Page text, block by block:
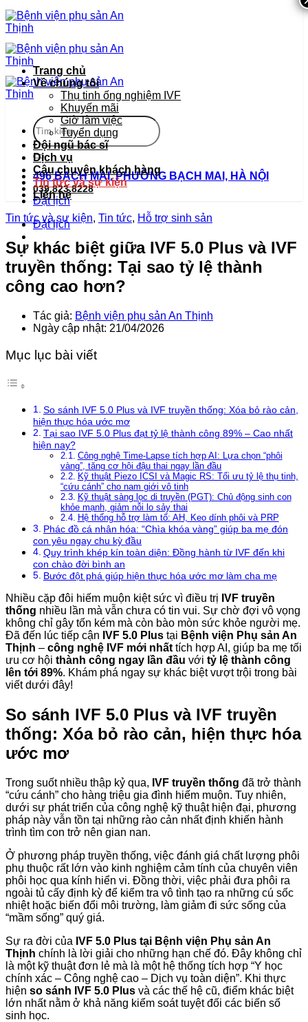
Bỏ
qua
nội
dung
496 BẠCH MAI, PHƯỜNG BẠCH MAI, HÀ NỘI
039.823.8228
Đặt lịch
Đặt lịch
Trang chủ
Về chúng tôi
Thụ tinh ống nghiệm IVF
Khuyến mãi
Giờ làm việc
Tuyển dụng
Đội ngũ bác sĩ
Dịch vụ
Câu chuyện khách hàng
Tin tức và sự kiện
Liên hệ
Tin tức và sự kiện, Tin tức, Hỗ trợ sinh sản
Sự khác biệt giữa IVF 5.0 Plus và IVF
truyền thống: Tại sao tỷ lệ thành
công cao hơn?
Tác giả: Bệnh viện phụ sản An Thịnh
Ngày cập nhật: 21/04/2026
Mục lục bài viết
So sánh IVF 5.0 Plus và IVF truyền thống: Xóa bỏ rào cản,
hiện thực hóa ước mơ
Tại sao IVF 5.0 Plus đạt tỷ lệ thành công 89% – Cao nhất
hiện nay?
Công nghệ Time-Lapse tích hợp AI: Lựa chọn “phôi
vàng”, tăng cơ hội đậu thai ngay lần đầu
Kỹ thuật Piezo ICSI và Magic RS: Tối ưu tỷ lệ thụ tinh,
“cứu cánh” cho nam giới vô tinh
Kỹ thuật sàng lọc di truyền (PGT): Chủ động sinh con
khỏe mạnh, giảm nỗi lo sảy thai
Hệ thống hỗ trợ làm tổ: AH, Keo dính phôi và PRP
Phác đồ cá nhân hóa: “Chìa khóa vàng” giúp ba mẹ đón
con yêu ngay chu kỳ đầu
Quy trình khép kín toàn diện: Đồng hành từ IVF đến khi
con chào đời bình an
Bước đột phá giúp hiện thực hóa ước mơ làm cha mẹ
Nhiều cặp đôi hiếm muộn kiệt sức vì điều trị IVF truyền
thống nhiều lần mà vẫn chưa có tin vui. Sự chờ đợi vô vọng
không chỉ gây tốn kém mà còn bào mòn sức khỏe người mẹ.
Đã đến lúc tiếp cận IVF 5.0 Plus tại Bệnh viện Phụ sản An
Thịnh – công nghệ IVF mới nhất tích hợp AI, giúp ba mẹ tối
ưu cơ hội thành công ngay lần đầu với tỷ lệ thành công
lên tới 89%. Khám phá ngay sự khác biệt vượt trội trong bài
viết dưới đây!
So sánh IVF 5.0 Plus và IVF truyền
thống: Xóa bỏ rào cản, hiện thực hóa
ước mơ
Trong suốt nhiều thập kỷ qua, IVF truyền thống đã trở thành
“cứu cánh” cho hàng triệu gia đình hiếm muộn. Tuy nhiên,
dưới sự phát triển của công nghệ kỹ thuật hiện đại, phương
pháp này vẫn tồn tại những rào cản nhất định khiến hành
trình tìm con trở nên gian nan.
Ở phương pháp truyền thống, việc đánh giá chất lượng phôi
phụ thuộc rất lớn vào kinh nghiệm cảm tính của chuyên viên
phôi học qua kính hiển vi. Đồng thời, việc phải đưa phôi ra
ngoài tủ cấy định kỳ để kiểm tra vô tình tạo ra những cú sốc
nhiệt hoặc biến đổi môi trường, làm giảm đi sức sống của
“mầm sống” quý giá.
Sự ra đời của IVF 5.0 Plus tại Bệnh viện Phụ sản An
Thịnh chính là lời giải cho những hạn chế đó. Đây không chỉ
là một kỹ thuật đơn lẻ mà là một hệ thống tích hợp “Y học
chính xác – Công nghệ cao – Dịch vụ toàn diện”. Khi thực
hiện so sánh IVF 5.0 Plus và các thế hệ cũ, điểm khác biệt
lớn nhất nằm ở khả năng kiểm soát tuyệt đối các biến số
sinh học.